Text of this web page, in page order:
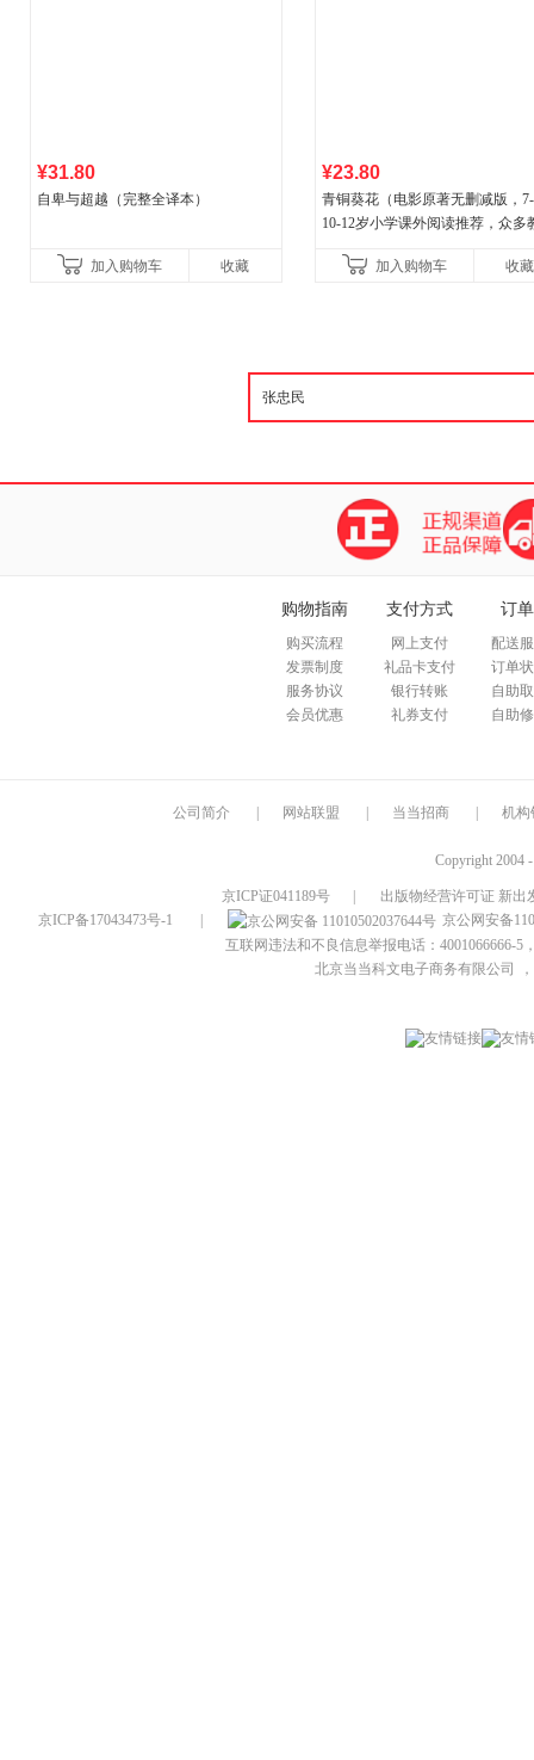
¥31.80
自卑与超越（完整全译本）
加入购物车 收藏
¥23.80
青铜葵花（电影原著无删减版，
10-12岁小学课外阅读推荐，众多
加入购物车
收藏
购物指南
购买流程
发票制度
服务协议
会员优惠
支付方式
网上支付
礼品卡支付
银行转账
礼券支付
订
配送
订单
自助
自助
公司简介 网站联盟 当当招商 机构
Copyright 2004
京ICP证041189号
出版物经营许可证 新出
京ICP备17043473号-1
京公网安备
互联网违法和不良信息举报电话：4001066666-5
北京当当科文电子商务有限公司